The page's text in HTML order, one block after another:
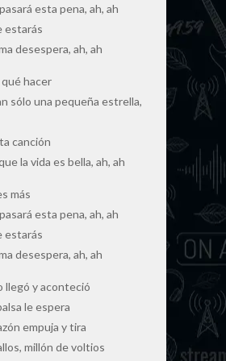
esta pena, ah, ah
estarás
desespera, ah, ah
qué hacer
sólo una pequeña estrella,
canción
la vida es bella, ah, ah
más
esta pena, ah, ah
estarás
desespera, ah, ah
llegó y aconteció
le espera
empuja y tira
millón de voltios